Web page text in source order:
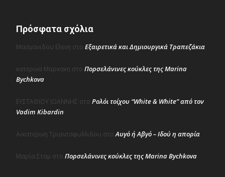
Πρόσφατα σχόλια
Μασμανιδου Ελενη στο Εξαιρετικά και Δημιουργικά Τραπεζάκια
κατερινα Μαρκακη στο Πορσελάνινες κούκλες της Marina
Bychkova
ΕΥΣΤΑΘΙΟΥ ΙΩΑΝΝΗΣ στο Ρολόι τοίχου “White & White” από τον
Vadim Kibardin
Αικατερινη Τριανταφυλλιδου στοΑυγό ή Αβγό – Ιδού η απορία
Μαρία Σταμ στο Πορσελάνινες κούκλες της Marina Bychkova